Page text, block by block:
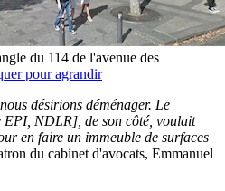
du 114 de l'avenue des
pour agrandir
désirions déménager. Le
NDLR], de son côté, voulait
en faire un immeuble de surfaces
du cabinet d'avocats, Emmanuel